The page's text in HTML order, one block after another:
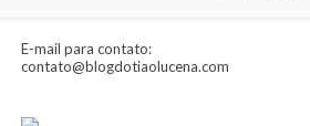
E-mail para contato:
contato@blogdotiaolucena.com